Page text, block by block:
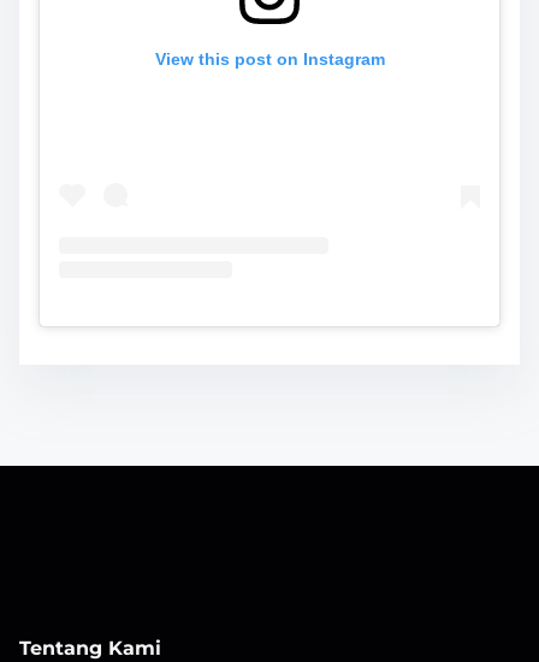
View this post on Instagram
Tentang Kami